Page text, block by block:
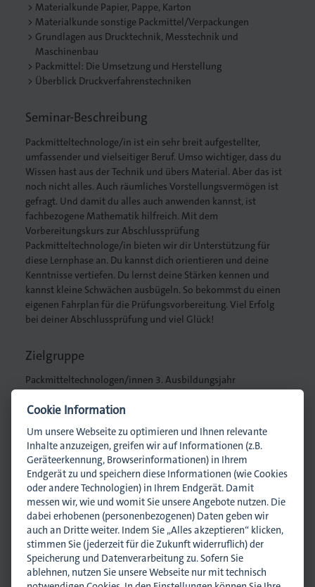
Gedruckt.
in
Materialkunde Papier, Pappe, Karton
Materialkunde sonstige Packmittel/Verpackungen
Grundlagen aus Drucktechnik, Messtechnik und
Maschinenbau
Packmittel: Die Umsetzung und Herstellung
Überblick Druckverfahrenstechniken
Seminar-Beschreibung
Packmitteltechnologe/in ist ein sehr breit aufgestellter,
umfassender und vielseitiger Beruf. Umso wichtiger, dass du
Wissen hast aus der Technik und übers Material. Aber das ist
noch nicht alles. Auch räumliches Vorstellungsvermögen ist
gefragt. Und damit du alles auch anwenden kannst, ist
fachbezogene Mathematik hilfreich. Mit dem
Vorbereitungskurs zur Abschlussprüfung
Packmitteltechnologe/in bieten wir dir Unterstützung für
diese Lernphase an. Du kannst dich orientieren und deine
Kenntnisse vertiefen. Du lernst deine Stärken kennen und
kannst kleine Schwächen ausbügeln. So bekommst du einen
eigenen Fahrplan für die Prüfungsvorbereitung. Viel Erfolg
bei deiner Abschlussprüfung und viel Glück!
Zielgruppe
Packmitteltechnologen/innen 3. Ausbildungsjahr
Ansprechpartner
Lisa Harnisch, Assistenz
l.harnisch@dmpi-bw.de
0711 45044-32
Anmelden Termin exportieren
Cookie Information
Um unsere Webseite zu optimieren und Ihnen relevante
Inhalte anzuzeigen, greifen wir auf Informationen (z.B.
Geräteerkennung, Browserinformationen) in Ihrem
Endgerät zu und speichern diese Informationen (wie Cookies
oder andere Technologien) in Ihrem Endgerät. Damit
messen wir, wie und womit Sie unsere Angebote nutzen. Die
dabei erhobenen (personenbezogenen) Daten geben wir
auch an Dritte weiter. Indem Sie „Alles akzeptieren“ klicken,
stimmen Sie (jederzeit für die Zukunft widerruflich) der
Speicherung und Datenverarbeitung zu. Sofern Sie
ablehnen, nutzen Sie unsere Webseite nur mit technisch